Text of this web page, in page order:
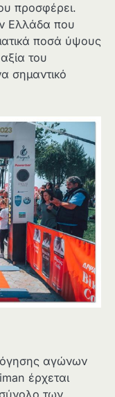
προσφέρει.
Ελλάδα που
ποσά ύψους
του
σημαντικό
αγώνων
έρχεται
των